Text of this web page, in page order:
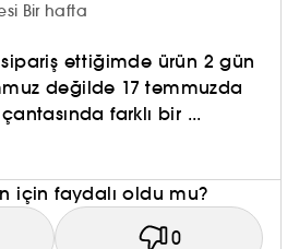
Bir hafta
ettiğimde ürün 2 gün
değilde 17 temmuzda
farklı bir ...
için faydalı oldu mu?
0